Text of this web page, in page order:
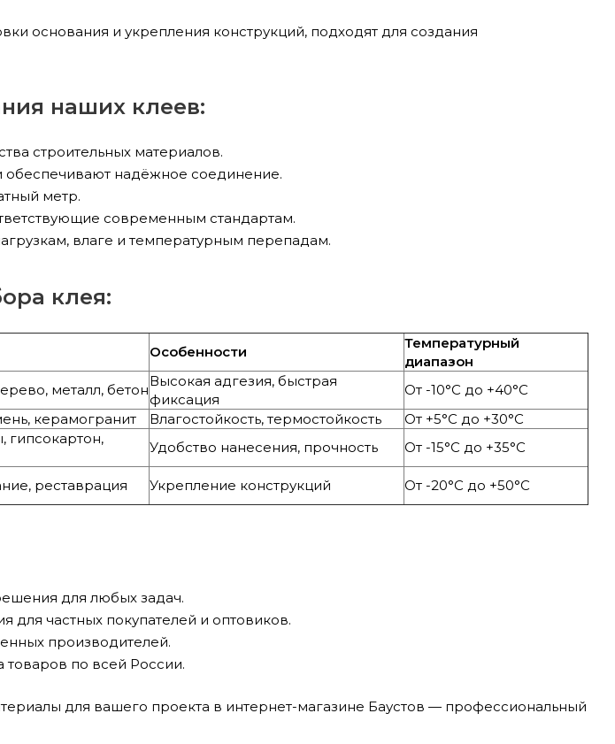
основания и укрепления конструкций, подходят для создания
наших клеев:
строительных материалов.
обеспечивают надёжное соединение.
метр.
современным стандартам.
влаге и температурным перепадам.
клея:
Особенности
Температурный
диапазон
металл, бетон
Высокая адгезия, быстрая
фиксация
От -10°C до +40°C
керамогранит Влагостойкость, термостойкость
От +5°C до +30°C
гипсокартон,
Удобство нанесения, прочность
От -15°C до +35°C
реставрация Укрепление конструкций От -20°C до +50°C
для любых задач.
для частных покупателей и оптовиков.
производителей.
товаров по всей России.
для вашего проекта в интернет-магазине Баустов — профессиональный